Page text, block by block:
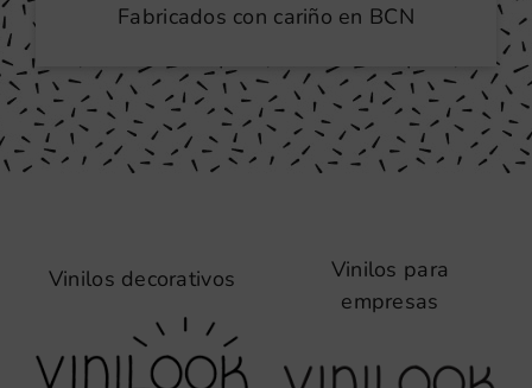
Fabricados con cariño en BCN
Vinilos decorativos
Vinilos para
empresas